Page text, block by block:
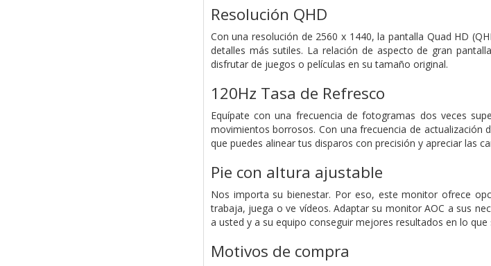
Resolución QHD
Con una resolución de 2560 x 1440, la pantalla Quad HD
detalles más sutiles. La relación de aspecto de gran
disfrutar de juegos o películas en su tamaño original.
120Hz Tasa de Refresco
Equípate con una frecuencia de fotogramas dos veces
movimientos borrosos. Con una frecuencia de
que puedes alinear tus disparos con precisión y apreciar las
Pie con altura ajustable
Nos importa su bienestar. Por eso, este monitor ofrece
trabaja, juega o ve vídeos. Adaptar su monitor AOC a sus
a usted y a su equipo conseguir mejores resultados en lo que
Motivos de compra